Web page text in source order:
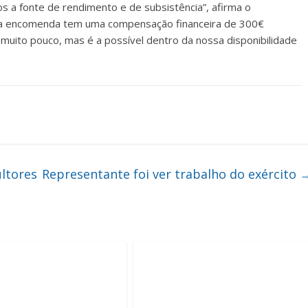
a fonte de rendimento e de subsistência”, afirma o
encomenda tem uma compensação financeira de 300€
pouco, mas é a possível dentro da nossa disponibilidade
Representante foi ver trabalho do exército